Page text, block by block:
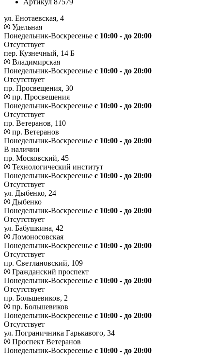
ул. Енотаевская, 4
Удельная
Понедельник-Воскресенье с 10:00 - до 20:00
Отсутствует
пер. Кузнечный, 14 Б
Владимирская
Понедельник-Воскресенье с 10:00 - до 20:00
Отсутствует
пр. Просвещения, 30
пр. Просвещения
Понедельник-Воскресенье c 10:00 - до 20:00
Отсутствует
пр. Ветеранов, 110
пр. Ветеранов
Понедельник-Воскресенье с 10:00 - до 20:00
В наличии
пр. Московский, 45
Технологический институт
Понедельник-Воскресенье с 10:00 - до 20:00
Отсутствует
ул. Дыбенко, 24
Дыбенко
Понедельник-Воскресенье с 10:00 - до 20:00
Отсутствует
ул. Бабушкина, 42
Ломоносовская
Понедельник-Воскресенье с 10:00 - до 20:00
Отсутствует
пр. Светлановский, 109
Гражданский проспект
Понедельник-Воскресенье с 10:00 - до 20:00
Отсутствует
пр. Большевиков, 2
пр. Большевиков
Понедельник-Воскресенье с 10:00 - до 20:00
Отсутствует
ул. Пограничника Гарькавого, 34
Проспект Ветеранов
Понедельник-Воскресенье с 10:00 - до 20:00